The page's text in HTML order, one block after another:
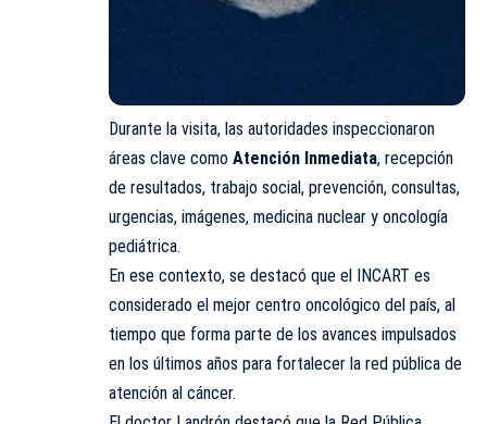
Durante la visita, las autoridades inspeccionaron
áreas clave como Atención Inmediata, recepción
de resultados, trabajo social, prevención, consultas,
urgencias, imágenes, medicina nuclear y oncología
pediátrica.
En ese contexto, se destacó que el INCART es
considerado el mejor centro oncológico del país, al
tiempo que forma parte de los avances impulsados
en los últimos años para fortalecer la red pública de
atención al cáncer.